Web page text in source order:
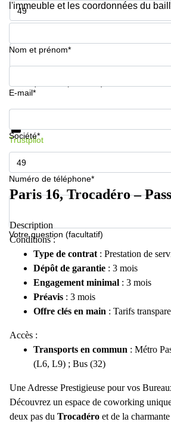
Numéro de téléphone*
l'immeuble et les coordonnées du
Nom et prénom*
E-mail*
Société*
Numéro de téléphone*
Votre question (facultatif)
Informations et prix
Trustpilot
Paris 16, Trocadéro –
Description
Conditions :
Type de contrat : Prestation de
Dépôt de garantie : 3 mois
Engagement minimal : 3 mois
Préavis : 3 mois
Offre clés en main : Tarifs
Accès :
Transports en commun : Métro
(L6, L9) ; Bus (32)
Une Adresse Prestigieuse pour vos
Découvrez un espace de coworking
deux pas du Trocadéro et de la charmante